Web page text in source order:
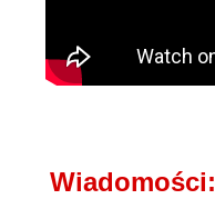
Wiadomości: